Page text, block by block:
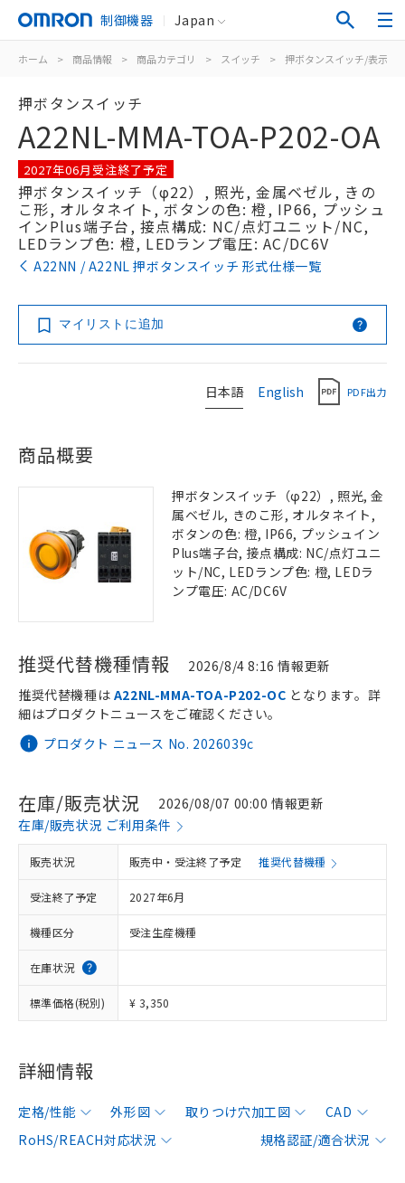
制御機器 Japan
ホーム > 商品情報 > 商品カテゴリ > スイッチ > 押ボタンスイッチ/表示灯
押ボタンスイッチ
A22NL-MMA-TOA-P202-OA
2027年06月受注終了予定
押ボタンスイッチ（φ22）, 照光, 金属ベゼル, きの
こ形, オルタネイト, ボタンの色: 橙, IP66, プッシュ
インPlus端子台, 接点構成: NC/点灯ユニット/NC,
LEDランプ色: 橙, LEDランプ電圧: AC/DC6V
A22NN / A22NL 押ボタンスイッチ 形式仕様一覧
マイリストに追加
日本語 English PDF出力
商品概要
押ボタンスイッチ（φ22）, 照光, 金
属ベゼル, きのこ形, オルタネイト,
ボタンの色: 橙, IP66, プッシュイン
Plus端子台, 接点構成: NC/点灯ユニ
ット/NC, LEDランプ色: 橙, LEDラ
ンプ電圧: AC/DC6V
推奨代替機種情報 2026/8/4 8:16 情報更新
プロダクト ニュース No. 2026039c
推奨代替機種は A22NL-MMA-TOA-P202-OC となります。詳
細はプロダクトニュースをご確認ください。
在庫/販売状況
2026/08/07 00:00 情報更新
在庫/販売状況 ご利用条件
販売状況 販売中・受注終了予定 推奨代替機種
受注終了予定 2027年6月
機種区分 受注生産機種
在庫状況
標準価格(税別) ¥ 3,350
詳細情報
定格/性能 外形図 取りつけ穴加工図
CAD
RoHS/REACH対応状況
規格認証/適合状況